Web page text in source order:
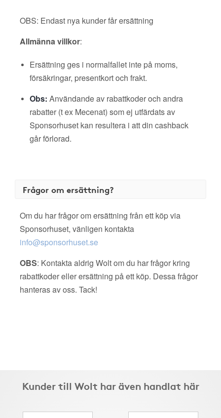
OBS: Endast nya kunder får ersättning
Allmänna villkor:
Ersättning ges i normalfallet inte på moms,
försäkringar, presentkort och frakt.
Obs: Användande av rabattkoder och andra
rabatter (t ex Mecenat) som ej utfärdats av
Sponsorhuset kan resultera i att din cashback
går förlorad.
Frågor om ersättning?
Om du har frågor om ersättning från ett köp via
Sponsorhuset, vänligen kontakta
info@sponsorhuset.se
OBS: Kontakta aldrig Wolt om du har frågor kring
rabattkoder eller ersättning på ett köp. Dessa frågor
hanteras av oss. Tack!
Kunder till Wolt har även handlat här